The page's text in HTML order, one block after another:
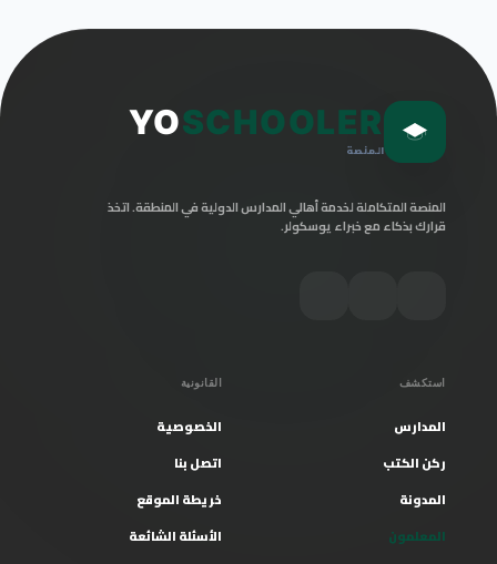
YOSCHOOLER
المنصة
المنصة المتكاملة لخدمة أهالي المدارس الدولية في المنطقة. اتخذ
قرارك بذكاء مع خبراء يوسكولر.
استكشف
المدارس
ركن الكتب
المدونة
المعلمون
القانونية
الخصوصية
اتصل بنا
خريطة الموقع
الأسئلة الشائعة